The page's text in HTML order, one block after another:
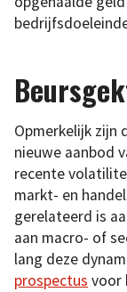
Opmerkelijk zijn
nieuwe aanbod
recente
markt- en
gerelateerd is
aan macro- of
lang deze
prospectus voor